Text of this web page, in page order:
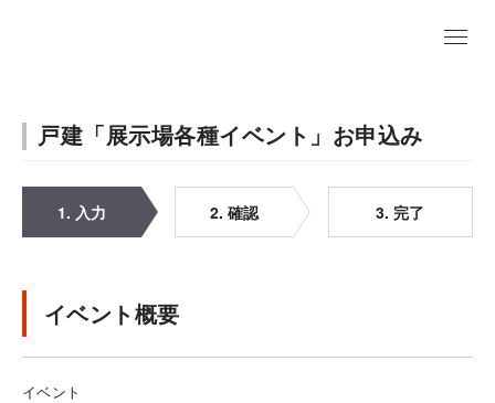
戸建「展示場各種イベント」お申込み
1. 入力 2. 確認 3. 完了
イベント概要
イベント